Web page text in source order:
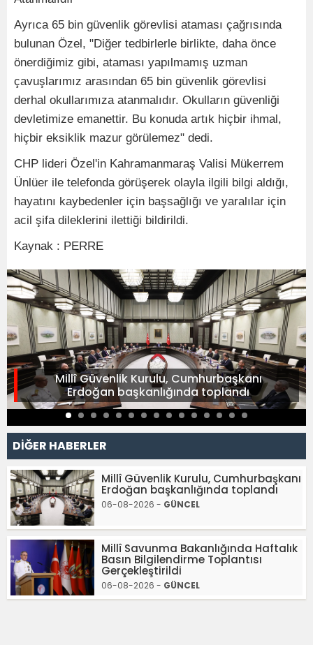
Ayrıca 65 bin güvenlik görevlisi ataması çağrısında
bulunan Özel, "Diğer tedbirlerle birlikte, daha önce
önerdiğimiz gibi, ataması yapılmamış uzman
çavuşlarımız arasından 65 bin güvenlik görevlisi
derhal okullarımıza atanmalıdır. Okulların güvenliği
devletimize emanettir. Bu konuda artık hiçbir ihmal,
hiçbir eksiklik mazur görülemez" dedi.
CHP lideri Özel'in Kahramanmaraş Valisi Mükerrem
Ünlüer ile telefonda görüşerek olayla ilgili bilgi aldığı,
hayatını kaybedenler için başsağlığı ve yaralılar için
acil şifa dileklerini ilettiği bildirildi.
Kaynak : PERRE
Millî Güvenlik Kurulu, Cumhurbaşkanı
Erdoğan başkanlığında toplandı
DİĞER HABERLER
Millî Güvenlik Kurulu, Cumhurbaşkanı
Erdoğan başkanlığında toplandı
06-08-2026 - GÜNCEL
Millî Savunma Bakanlığında Haftalık
Basın Bilgilendirme Toplantısı
Gerçekleştirildi
06-08-2026 - GÜNCEL